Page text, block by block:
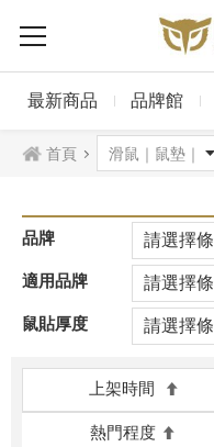
最新商品 品牌館
首頁
品牌 請選擇
適用品牌 請選擇
鼠貼厚度 請選擇
上架時間
熱門程度